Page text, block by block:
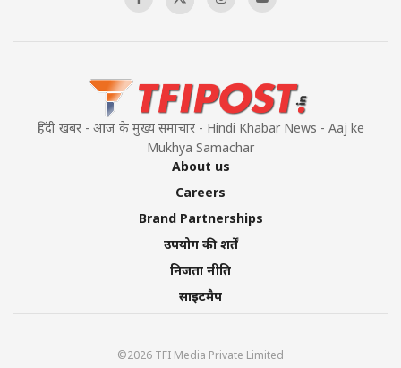
हिंदी खबर - आज के मुख्य समाचार - Hindi Khabar News - Aaj ke
Mukhya Samachar
About us
Careers
Brand Partnerships
उपयोग की शर्तें
निजता नीति
साइटमैप
©2026 TFI Media Private Limited